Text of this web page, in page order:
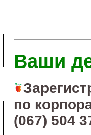
Ваши
по
(067) 504